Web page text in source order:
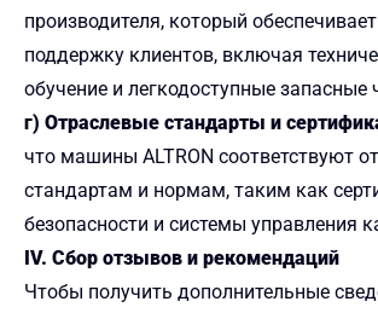
производителя, который
поддержку клиентов, включая
обучение и легкодоступные запасные
г) Отраслевые стандарты и
что машины ALTRON соответствуют
стандартам и нормам, таким как
безопасности и системы управления
IV. Сбор отзывов и рекомендаций
Чтобы получить дополнительные